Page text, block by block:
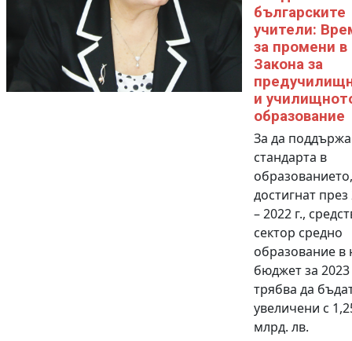
българските
учители:
за промени в
Закона за
и
образование
За да
стандарта в
образованието,
достигнат през
– 2022 г.,
сектор средно
образование в
бюджет за 2023
трябва да
увеличени с
млрд. лв.